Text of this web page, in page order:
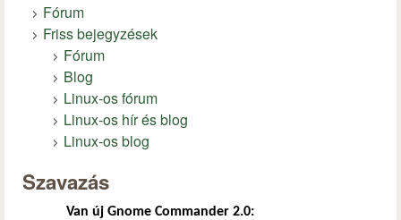
Fórum
Friss bejegyzések
Fórum
Blog
Linux-os fórum
Linux-os hír és blog
Linux-os blog
Szavazás
Van új Gnome Commander 2.0: